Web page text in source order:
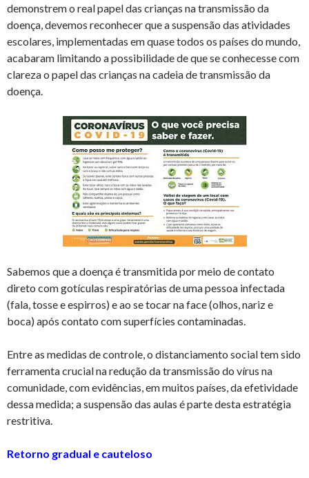
demonstrem o real papel das crianças na transmissão da
doença, devemos reconhecer que a suspensão das atividades
escolares, implementadas em quase todos os países do mundo,
acabaram limitando a possibilidade de que se conhecesse com
clareza o papel das crianças na cadeia de transmissão da
doença.
Sabemos que a doença é transmitida por meio de contato
direto com gotículas respiratórias de uma pessoa infectada
(fala, tosse e espirros) e ao se tocar na face (olhos, nariz e
boca) após contato com superfícies contaminadas.
Entre as medidas de controle, o distanciamento social tem sido
ferramenta crucial na redução da transmissão do vírus na
comunidade, com evidências, em muitos países, da efetividade
dessa medida; a suspensão das aulas é parte desta estratégia
restritiva.
Retorno gradual e cauteloso